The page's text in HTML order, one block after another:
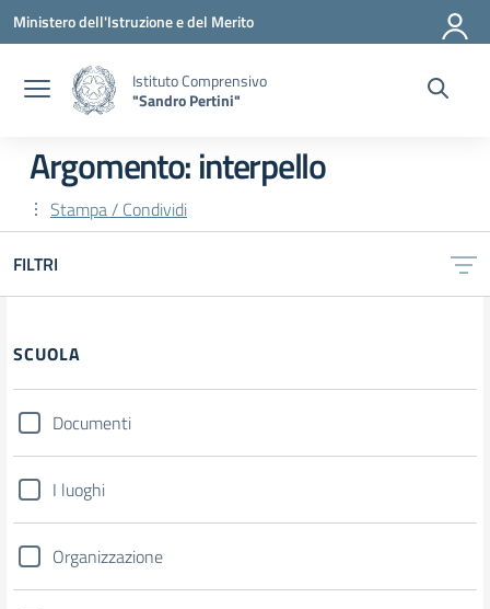
Vai ai contenuti
Vai al menu di navigazione
Vai al footer
Ministero dell'Istruzione e del Merito
Istituto Comprensivo
"Sandro Pertini"
Argomento: interpello
Stampa / Condividi
FILTRI
SCUOLA
Documenti
I luoghi
Organizzazione